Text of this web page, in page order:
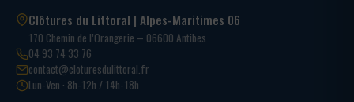
Clôtures du Littoral | Alpes-Maritimes 06
170 Chemin de l’Orangerie – 06600 Antibes
04 93 74 33 76
contact@cloturesdulittoral.fr
Lun-Ven · 8h-12h / 14h-18h